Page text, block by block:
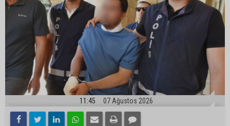
11:45 07 Ağustos 2026